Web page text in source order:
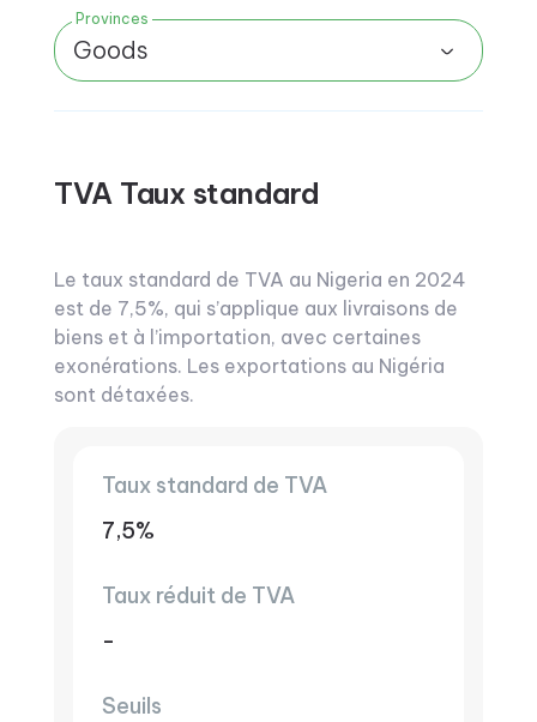
Provinces
Goods
TVA Taux standard
Le taux standard de TVA au Nigeria en 2024
est de 7,5%, qui s’applique aux livraisons de
biens et à l’importation, avec certaines
exonérations. Les exportations au Nigéria
sont détaxées.
Taux standard de TVA
7,5%
Taux réduit de TVA
-
Seuils